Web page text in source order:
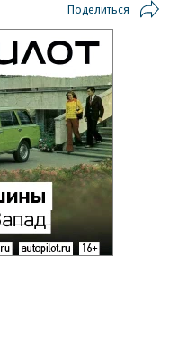
Поделиться